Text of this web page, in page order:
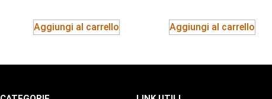
Aggiungi al carrello Aggiungi al carrello